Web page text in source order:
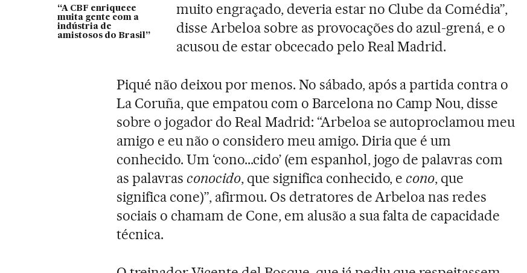
“A CBF enriquece
muita gente com a
indústria de
amistosos do Brasil”
muito engraçado, deveria estar no Clube da Comédia”,
disse Arbeloa sobre as provocações do azul-grená, e o
acusou de estar obcecado pelo Real Madrid.
Piqué não deixou por menos. No sábado, após a partida contra o
La Coruña, que empatou com o Barcelona no Camp Nou, disse
sobre o jogador do Real Madrid: “Arbeloa se autoproclamou meu
amigo e eu não o considero meu amigo. Diria que é um
conhecido. Um ‘cono...cido’ (em espanhol, jogo de palavras com
as palavras conocido, que significa conhecido, e cono, que
significa cone)”, afirmou. Os detratores de Arbeloa nas redes
sociais o chamam de Cone, em alusão a sua falta de capacidade
técnica.